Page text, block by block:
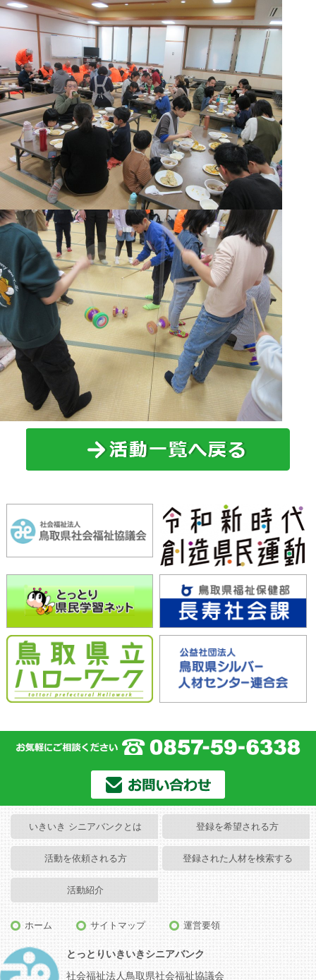
いきいき シニアバンクとは 登録を希望される方
活動を依頼される方 登録された人材を検索する
活動紹介
ホーム サイトマップ 運営要領
とっとりいきいきシニアバンク
社会福祉法人鳥取県社会福祉協議会